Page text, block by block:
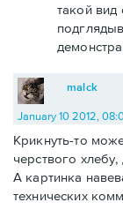
такой вид
malck
January 10 2012,
Крикнуть-то
черствого
А картинка
технических